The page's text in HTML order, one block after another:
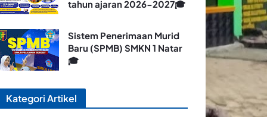
tahun ajaran 2026-2027🎓
Sistem Penerimaan Murid
Baru (SPMB) SMKN 1 Natar
🎓
Kategori Artikel